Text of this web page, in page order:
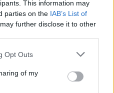
This information may
parties on the IAB’s List of
further disclose it to other
Opt Outs
of my